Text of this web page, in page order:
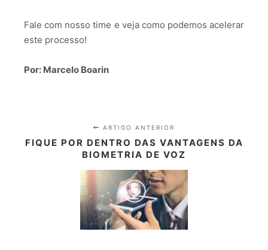
Fale com nosso time e veja como podemos acelerar
este processo!
Por: Marcelo Boarin
ARTIGO ANTERIOR
FIQUE POR DENTRO DAS VANTAGENS DA
BIOMETRIA DE VOZ